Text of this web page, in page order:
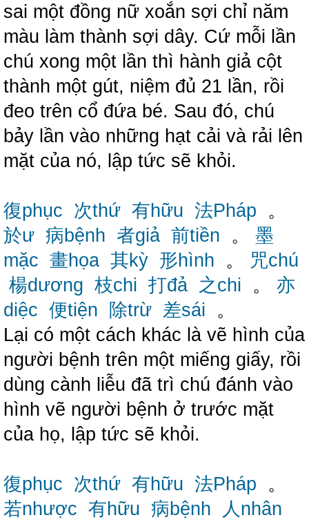
sai một đồng nữ xoắn sợi chỉ năm
màu làm thành sợi dây. Cứ mỗi lần
chú xong một lần thì hành giả cột
thành một gút, niệm đủ 21 lần, rồi
đeo trên cổ đứa bé. Sau đó, chú
bảy lần vào những hạt cải và rải lên
mặt của nó, lập tức sẽ khỏi.
復phục 次thứ 有hữu 法Pháp 。
於ư 病bệnh 者giả 前tiền 。 墨
mặc 畫họa 其kỳ 形hình 。 咒chú
楊dương 枝chi 打đả 之chi 。 亦
diệc 便tiện 除trừ 差sái 。
Lại có một cách khác là vẽ hình của
người bệnh trên một miếng giấy, rồi
dùng cành liễu đã trì chú đánh vào
hình vẽ người bệnh ở trước mặt
của họ, lập tức sẽ khỏi.
復phục 次thứ 有hữu 法Pháp 。
若nhược 有hữu 病bệnh
人nhân